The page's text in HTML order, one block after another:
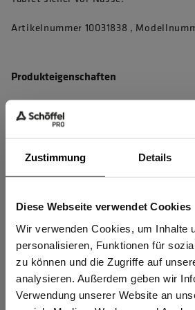
Zustimmung Details
Diese Webseite verwendet Cookies
Wir verwenden Cookies, um Inhalte
personalisieren, Funktionen für
zu können und die Zugriffe auf
analysieren. Außerdem geben wir
Verwendung unserer Website an
Artikelnummer 10031838 ,
Produkteigenschaften
4D Body Mapping für beste Performance
Winddicht, wasserabweisend und
maximalen Wetterschutz und bestes
4-Wege-Stretch für perfekte
verhindert Verrutschen der Jacke
Innenkragen aus robustem Softshell
Membran - hält kratzigem Bart und
Sind Sie
Ich bestätige, dass ich
Preise werden netto